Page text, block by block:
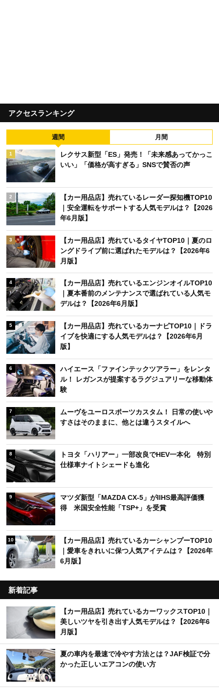
アクセスランキング
週間 月間
1
レクサス新型「ES」発売！「未来感あってかっこ
いい」「価格が高すぎる」SNSで賛否の声
2
【カー用品店】売れているレーダー探知機TOP10
｜安全運転をサポートする人気モデルは？【2026
年6月版】
3
【カー用品店】売れているタイヤTOP10｜夏のロ
ングドライブ前に選ばれたモデルは？【2026年6
月版】
4
【カー用品店】売れているエンジンオイルTOP10
｜夏本番前のメンテナンスで選ばれている人気モ
デルは？【2026年6月版】
5
【カー用品店】売れているカーナビTOP10｜ドラ
イブを快適にする人気モデルは？【2026年6月
版】
6
ハイエース「ファインテックツアラー」をレンタ
ル！ レガンスが提案するラグジュアリーな移動体
験
7
ムーヴをユーロスポーツカスタム！ 日常の使いや
すさはそのままに、他とは違うスタイルへ
8
トヨタ「ハリアー」一部改良でHEV一本化 特別
仕様車ナイトシェードも進化
9
マツダ新型「MAZDA CX-5」がIIHS最高評価獲
得 米国安全性能「TSP+」を受賞
10
【カー用品店】売れているカーシャンプーTOP10
｜愛車をきれいに保つ人気アイテムは？【2026年
6月版】
新着記事
【カー用品店】売れているカーワックスTOP10｜
美しいツヤを引き出す人気モデルは？【2026年6
月版】
夏の車内を最速で冷やす方法とは？JAF検証で分
かった正しいエアコンの使い方